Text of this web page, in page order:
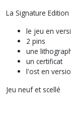
La Signature
le jeu en
2 pins
une
un certificat
l'ost en
Jeu neuf et scellé